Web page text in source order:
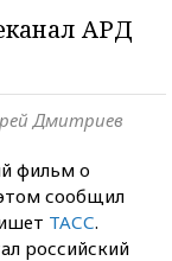
АРД
Дмитриев
фильм о
сообщил
ТАСС.
российский